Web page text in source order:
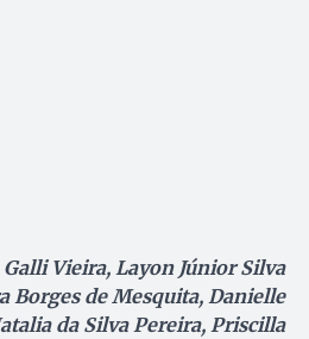
Vieira, Layon Júnior Silva
Borges de Mesquita, Danielle
da Silva Pereira, Priscilla